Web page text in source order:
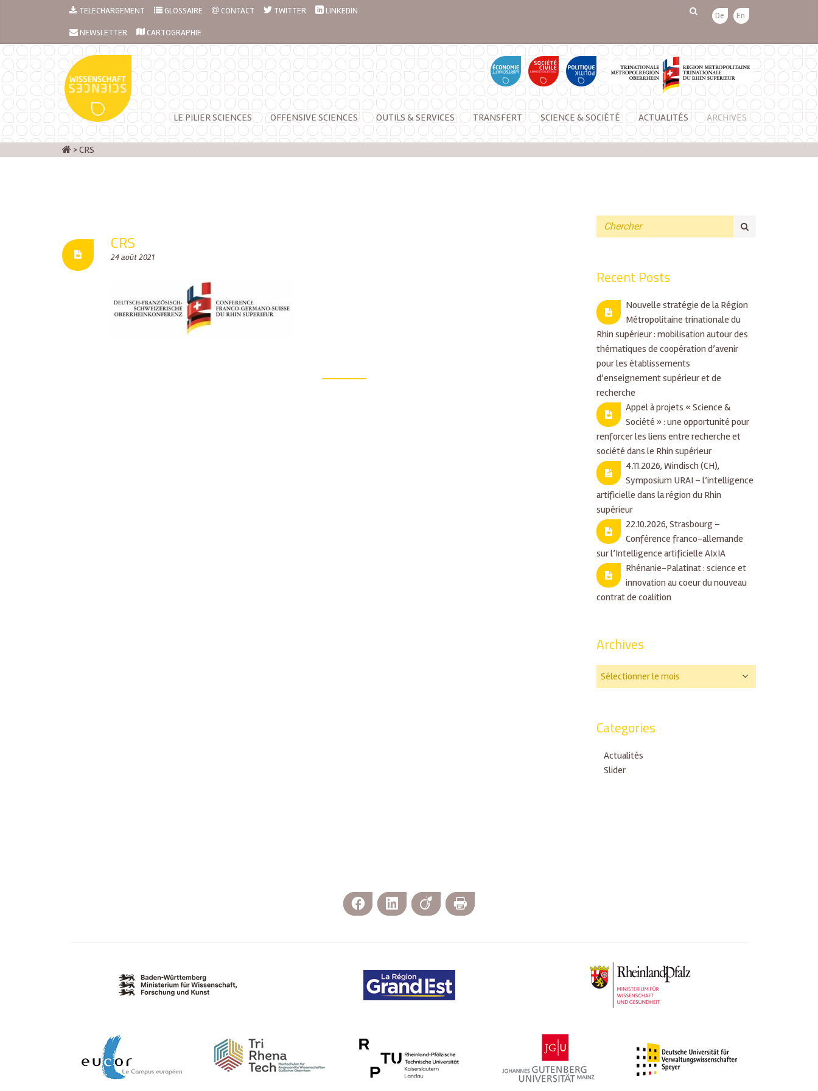
TELECHARGEMENT GLOSSAIRE CONTACT TWITTER LINKEDIN
NEWSLETTER CARTOGRAPHIE
De En
LE PILIER SCIENCES OFFENSIVE SCIENCES OUTILS & SERVICES TRANSFERT SCIENCE & SOCIÉTÉ ACTUALITÉS ARCHIVES
>CRS
CRS
24 août 2021
Recent Posts
Nouvelle stratégie de la Région
Métropolitaine trinationale du
Rhin supérieur : mobilisation autour des
thématiques de coopération d’avenir
pour les établissements
d’enseignement supérieur et de
recherche
Appel à projets « Science &
Société » : une opportunité pour
renforcer les liens entre recherche et
société dans le Rhin supérieur
4.11.2026, Windisch (CH),
Symposium URAI – l’intelligence
artificielle dans la région du Rhin
supérieur
22.10.2026, Strasbourg –
Conférence franco-allemande
sur l’Intelligence artificielle AIxIA
Rhénanie-Palatinat : science et
innovation au coeur du nouveau
contrat de coalition
Archives
Categories
Actualités
Slider
Facebook LinkedIn Viadeo